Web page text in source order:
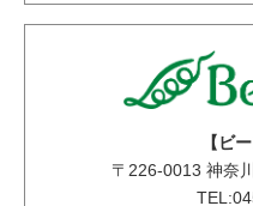
【ビ
〒 226-0013 神奈